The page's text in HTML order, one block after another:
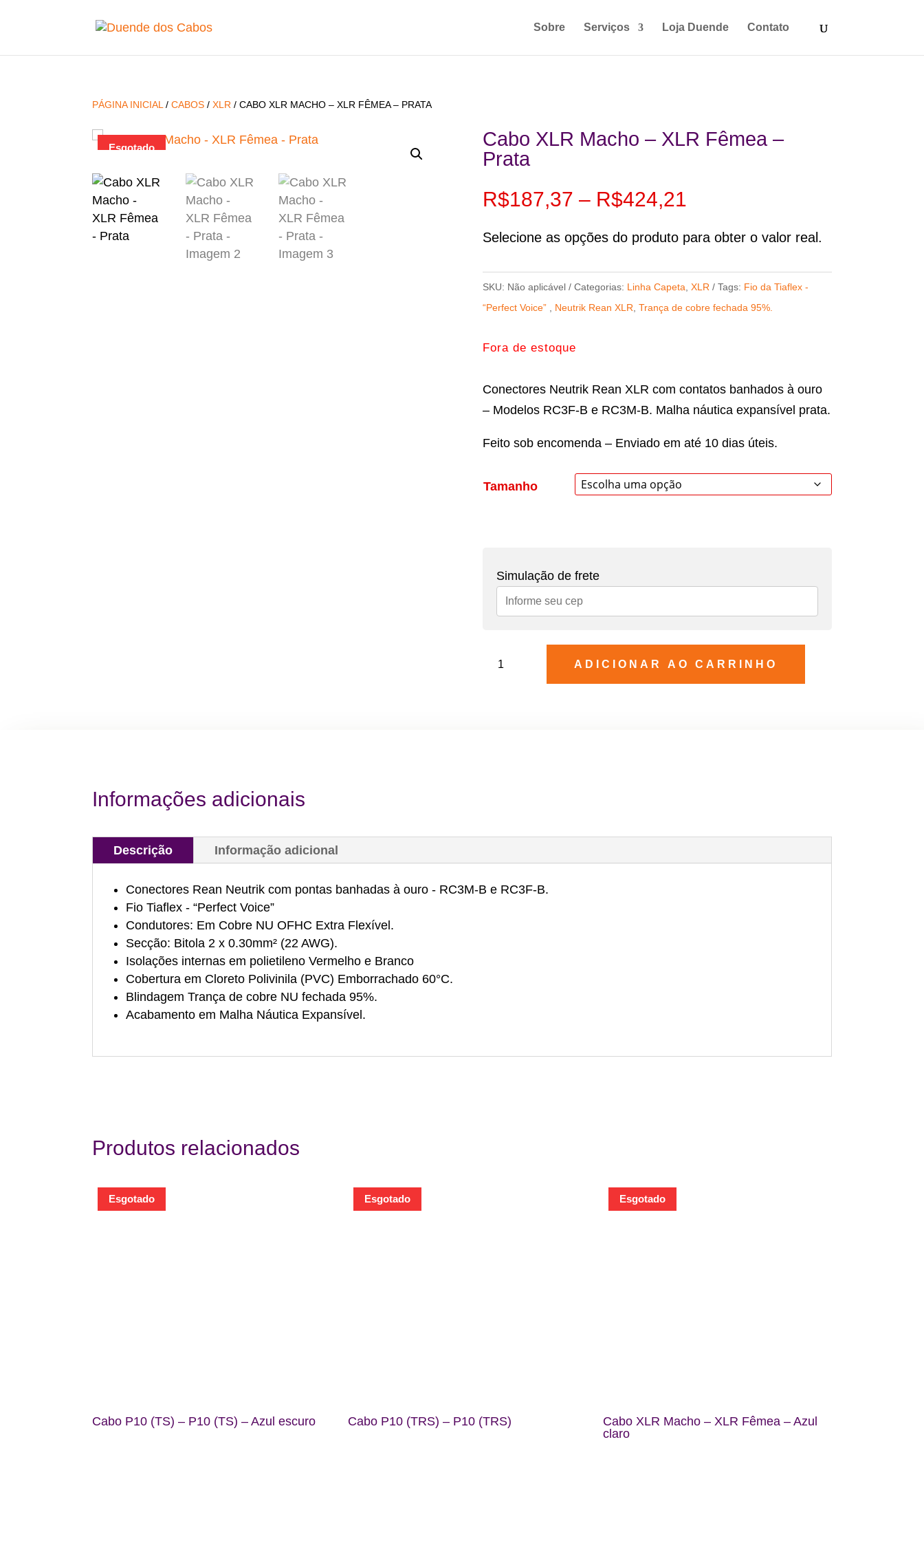
Sobre Serviços Loja Duende Contato
PÁGINA INICIAL /CABOS /XLR / CABO XLR MACHO – XLR FÊMEA – PRATA
Esgotado
Esgotado
Esgotado
Cabo XLR Macho – XLR Fêmea –
Prata
R$187,37 – R$424,21
preço:
através
R$424,21
Selecione as opções do produto para obter o valor real.
SKU: Não aplicável Categorias: Linha Capeta XLR Tags: Fio da Tiaflex -
“Perfect Voice” ⁣
Neutrik Rean XLR Trança de cobre fechada 95%.
Fora de estoque
Conectores Neutrik Rean XLR com contatos banhados à ouro
– Modelos RC3F-B e RC3M-B⁣. Malha náutica expansível prata.
Feito sob encomenda – Enviado em até 10 dias úteis.
Tamanho
Simulação de frete
ADICIONAR AO CARRINHO
Informações adicionais
Descrição Informação adicional
Conectores Rean Neutrik com pontas banhadas à ouro - RC3M-B e RC3F-B.
Fio Tiaflex - “Perfect Voice” ⁣
Condutores: Em Cobre NU OFHC Extra Flexível.
Secção: Bitola 2 x 0.30mm² (22 AWG).
Isolações internas em polietileno Vermelho e Branco
Cobertura em Cloreto Polivinila (PVC) Emborrachado 60°C.
Blindagem Trança de cobre NU fechada 95%.
Acabamento em Malha Náutica Expansível.
Produtos relacionados
Esgotado
Cabo P10 (TS) – P10 (TS) – Azul escuro
Esgotado
Cabo P10 (TRS) – P10 (TRS)
Esgotado
Cabo XLR Macho – XLR Fêmea – Azul
claro